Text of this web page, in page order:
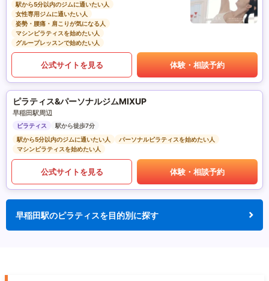
駅から5分以内のジムに通いたい人
女性専用ジムに通いたい人
姿勢・腰痛・肩こりが気になる人
マシンピラティスを始めたい人
グループレッスンで始めたい人
公式サイトを見る 体験・相談予約
ピラティス&パーソナルジムMIXUP
早稲田駅周辺
ピラティス
駅から徒歩7分
駅から5分以内のジムに通いたい人
パーソナルピラティスを始めたい人
マシンピラティスを始めたい人
公式サイトを見る 体験・相談予約
早稲田駅のピラティスを目的別に探す